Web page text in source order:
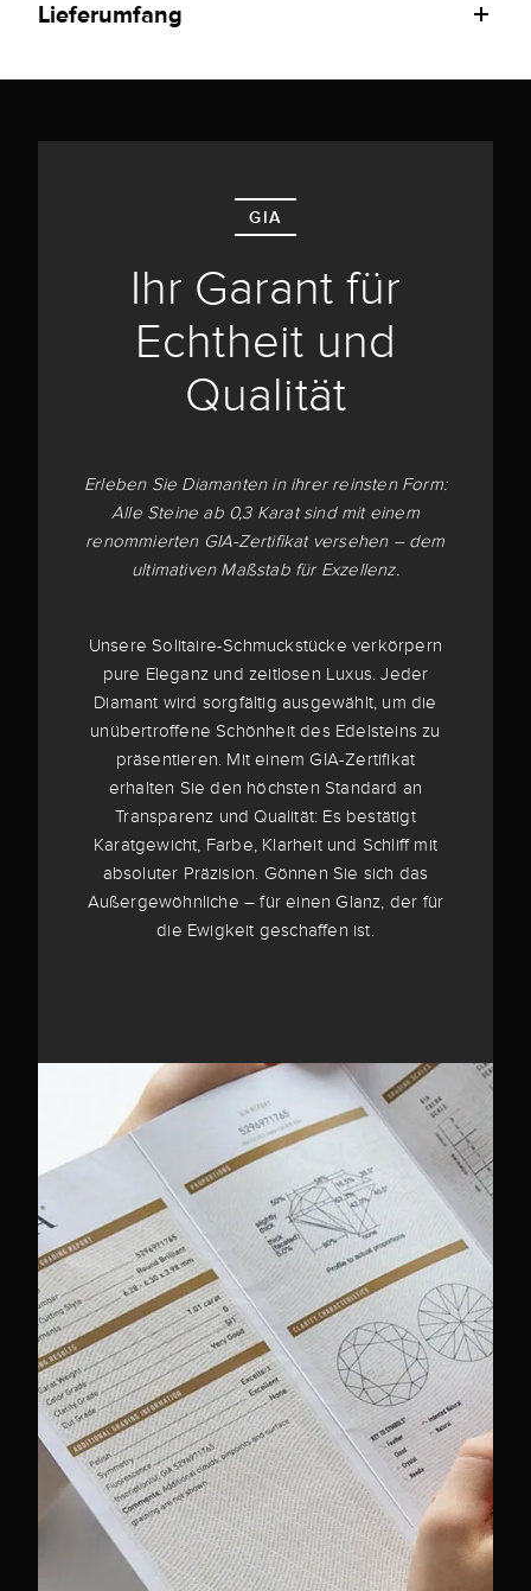
Lieferumfang
GIA
Ihr Garant für
Echtheit und
Qualität
Erleben Sie Diamanten in ihrer reinsten Form:
Alle Steine ab 0,3 Karat sind mit einem
renommierten GIA-Zertifikat versehen – dem
ultimativen Maßstab für Exzellenz.
Unsere Solitaire-Schmuckstücke verkörpern
pure Eleganz und zeitlosen Luxus. Jeder
Diamant wird sorgfältig ausgewählt, um die
unübertroffene Schönheit des Edelsteins zu
präsentieren. Mit einem GIA-Zertifikat
erhalten Sie den höchsten Standard an
Transparenz und Qualität: Es bestätigt
Karatgewicht, Farbe, Klarheit und Schliff mit
absoluter Präzision. Gönnen Sie sich das
Außergewöhnliche – für einen Glanz, der für
die Ewigkeit geschaffen ist.